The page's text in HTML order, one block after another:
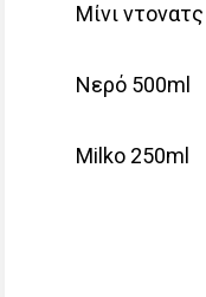
Μίνι ντονατς
Νερό 500ml
Milko 250ml